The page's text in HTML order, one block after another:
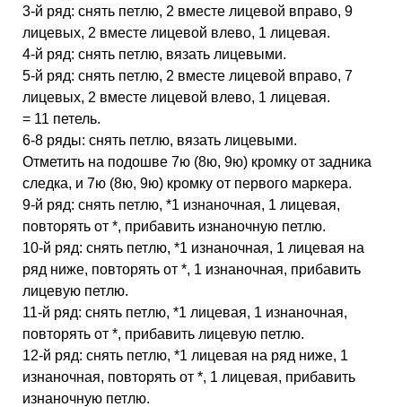
3-й ряд: снять петлю, 2 вместе лицевой вправо, 9
лицевых, 2 вместе лицевой влево, 1 лицевая.
4-й ряд: снять петлю, вязать лицевыми.
5-й ряд: снять петлю, 2 вместе лицевой вправо, 7
лицевых, 2 вместе лицевой влево, 1 лицевая.
= 11 петель.
6-8 ряды: снять петлю, вязать лицевыми.
Отметить на подошве 7ю (8ю, 9ю) кромку от задника
следка, и 7ю (8ю, 9ю) кромку от первого маркера.
9-й ряд: снять петлю, *1 изнаночная, 1 лицевая,
повторять от *, прибавить изнаночную петлю.
10-й ряд: снять петлю, *1 изнаночная, 1 лицевая на
ряд ниже, повторять от *, 1 изнаночная, прибавить
лицевую петлю.
11-й ряд: снять петлю, *1 лицевая, 1 изнаночная,
повторять от *, прибавить лицевую петлю.
12-й ряд: снять петлю, *1 лицевая на ряд ниже, 1
изнаночная, повторять от *, 1 лицевая, прибавить
изнаночную петлю.